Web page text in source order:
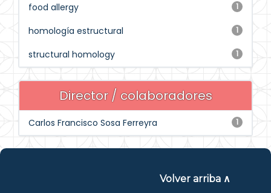
1
food allergy
1
homología estructural
1
structural homology
Director / colaboradores
1
Carlos Francisco Sosa Ferreyra
Volver arriba ∧